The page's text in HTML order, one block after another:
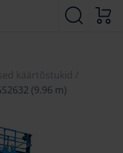
käärtõstukid
(9.96 m)